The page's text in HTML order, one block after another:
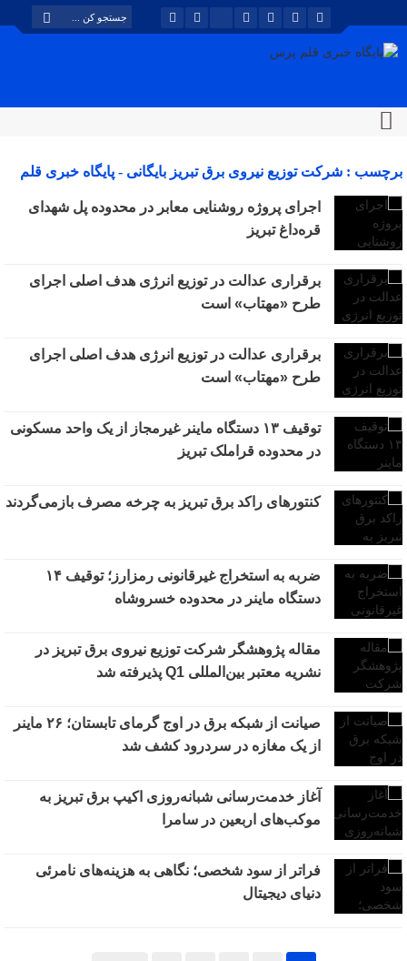
برچسب : شرکت توزیع نیروی برق تبریز بایگانی - پایگاه خبری قلم
پرس
اجرای پروژه روشنایی معابر در محدوده پل شهدای
قره‌داغ تبریز
برقراری عدالت در توزیع انرژی هدف اصلی اجرای
طرح «مهتاب» است
برقراری عدالت در توزیع انرژی هدف اصلی اجرای
طرح «مهتاب» است
توقیف ۱۳ دستگاه ماینر غیرمجاز از یک واحد مسکونی
در محدوده قراملک تبریز
کنتورهای راکد برق تبریز به چرخه مصرف بازمی‌گردند
ضربه به استخراج غیرقانونی رمزارز؛ توقیف ۱۴
دستگاه ماینر در محدوده خسروشاه
مقاله پژوهشگر شرکت توزیع نیروی برق تبریز در
نشریه معتبر بین‌المللی Q1 پذیرفته شد
صیانت از شبکه برق در اوج گرمای تابستان؛ ۲۶ ماینر
از یک مغازه در سردرود کشف شد
آغاز خدمت‌رسانی شبانه‌روزی اکیپ برق تبریز به
موکب‌های اربعین در سامرا
فراتر از سود شخصی؛ نگاهی به هزینه‌های نامرئی
دنیای دیجیتال